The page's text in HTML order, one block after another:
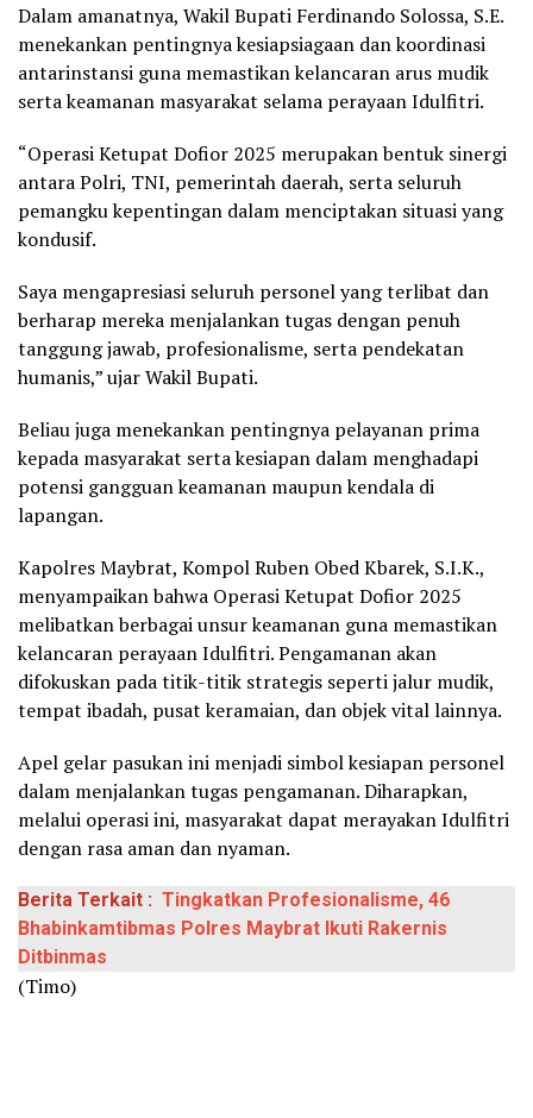
Dalam amanatnya, Wakil Bupati Ferdinando Solossa, S.E.
menekankan pentingnya kesiapsiagaan dan koordinasi
antarinstansi guna memastikan kelancaran arus mudik
serta keamanan masyarakat selama perayaan Idulfitri.
“Operasi Ketupat Dofior 2025 merupakan bentuk sinergi
antara Polri, TNI, pemerintah daerah, serta seluruh
pemangku kepentingan dalam menciptakan situasi yang
kondusif.
Saya mengapresiasi seluruh personel yang terlibat dan
berharap mereka menjalankan tugas dengan penuh
tanggung jawab, profesionalisme, serta pendekatan
humanis,” ujar Wakil Bupati.
Beliau juga menekankan pentingnya pelayanan prima
kepada masyarakat serta kesiapan dalam menghadapi
potensi gangguan keamanan maupun kendala di
lapangan.
Kapolres Maybrat, Kompol Ruben Obed Kbarek, S.I.K.,
menyampaikan bahwa Operasi Ketupat Dofior 2025
melibatkan berbagai unsur keamanan guna memastikan
kelancaran perayaan Idulfitri. Pengamanan akan
difokuskan pada titik-titik strategis seperti jalur mudik,
tempat ibadah, pusat keramaian, dan objek vital lainnya.
Apel gelar pasukan ini menjadi simbol kesiapan personel
dalam menjalankan tugas pengamanan. Diharapkan,
melalui operasi ini, masyarakat dapat merayakan Idulfitri
dengan rasa aman dan nyaman.
Berita Terkait : Tingkatkan Profesionalisme, 46
Bhabinkamtibmas Polres Maybrat Ikuti Rakernis
Ditbinmas
(Timo)